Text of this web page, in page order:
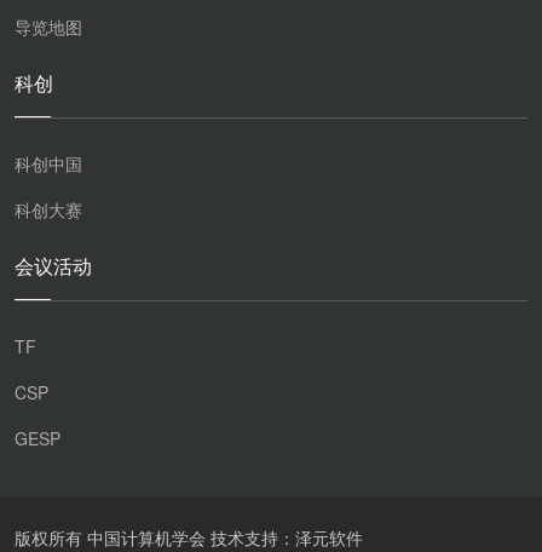
导览地图
科创
科创中国
科创大赛
会议活动
TF
CSP
GESP
版权所有 中国计算机学会 技术支持：泽元软件